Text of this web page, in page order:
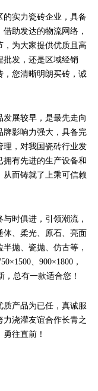
实力瓷砖企业，具备
助发达的物流网络，
，为大家提供优质且高
批发，还是区域经销
，您清晰明朗买砖，诚
展较早，是最先走向
牌影响力强大，具备完
理，对我国瓷砖行业发
有先进的生产设备和
而铸就了上乘可信赖
时俱进，引领潮流，
体、柔光、原石、亮面
抛、瓷抛、仿古等，
、900×1800，
，总有一款适合您！
产品为已任，真诚服
浇灌友谊合作长青之
往直前！